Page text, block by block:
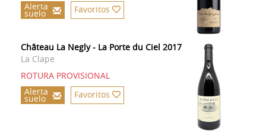
Alerta
suelo Favoritos
Château La Negly - La Porte du Ciel 2017
La Clape
ROTURA PROVISIONAL
Alerta
suelo Favoritos